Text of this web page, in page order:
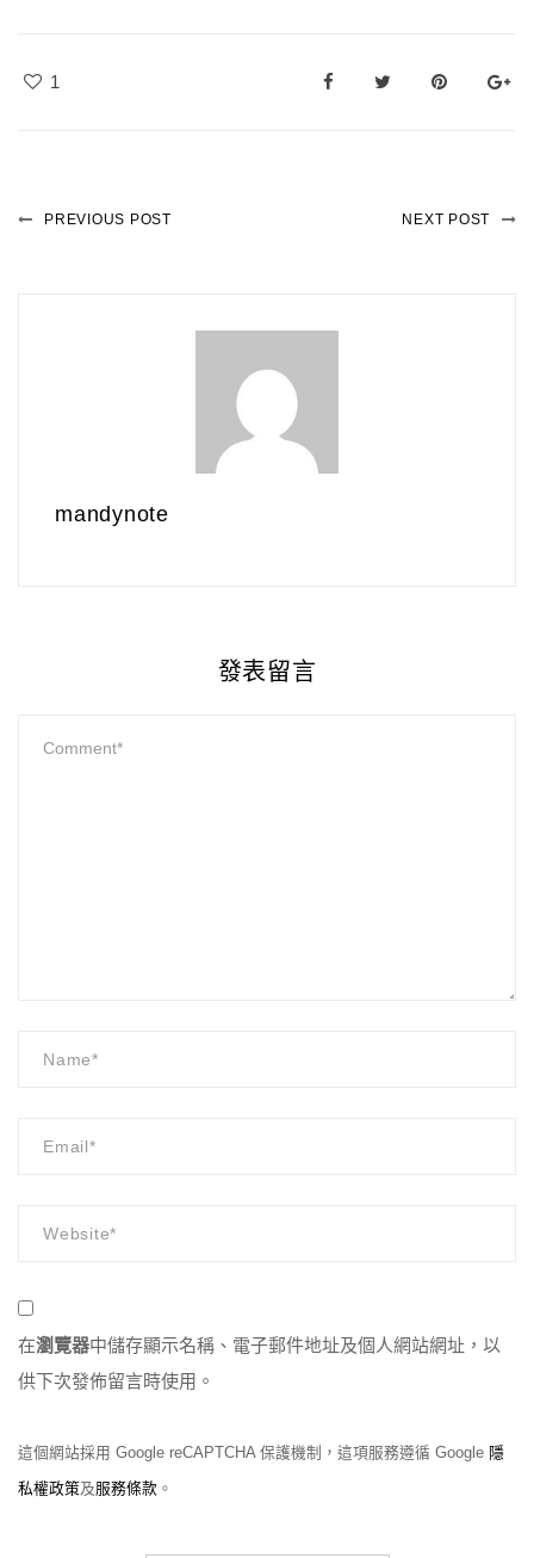
1
PREVIOUS POST NEXT POST
mandynote
發表留言
在瀏覽器中儲存顯示名稱、電子郵件地址及個人網站網址，以
供下次發佈留言時使用。
這個網站採用 Google reCAPTCHA 保護機制，這項服務遵循 Google 隱
私權政策及服務條款 。